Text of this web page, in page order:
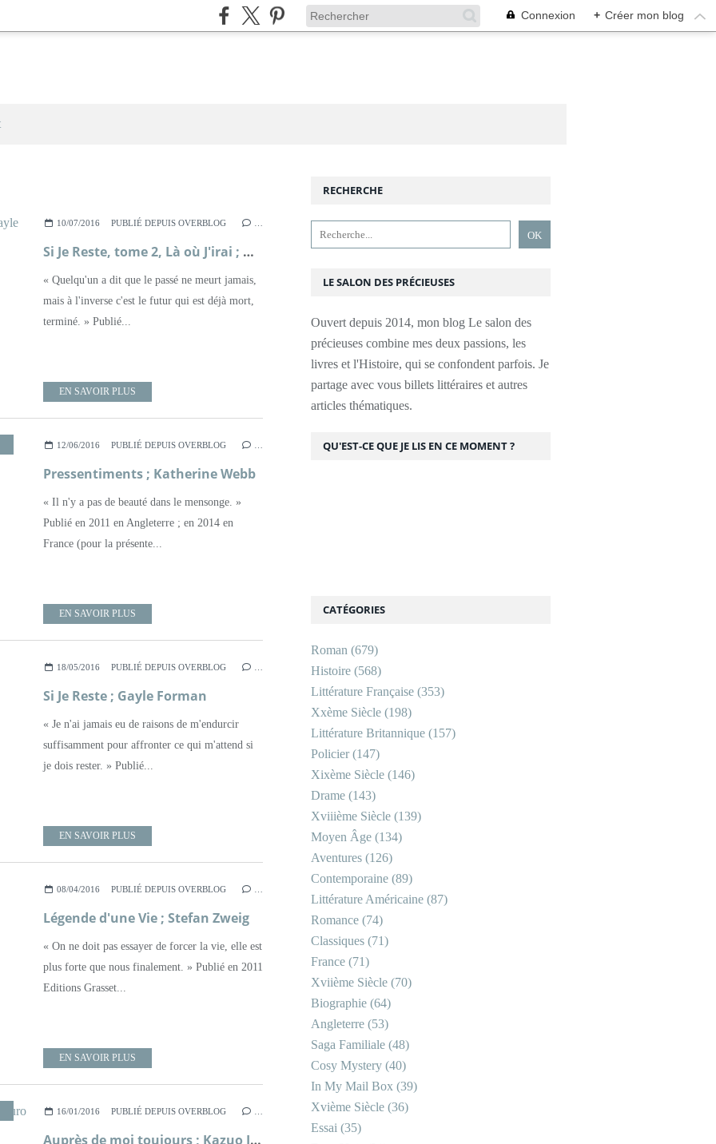
Connexion + Créer mon blog
10/07/2016 PUBLIÉ DEPUIS OVERBLOG
Si Je Reste, tome 2, Là où J'irai ; Gayle Forman
« Quelqu'un a dit que le passé ne meurt jamais,
mais à l'inverse c'est le futur qui est déjà mort,
terminé. » Publié...
EN SAVOIR PLUS
,XXÈME SIÈCLE
12/06/2016 PUBLIÉ DEPUIS OVERBLOG
Pressentiments ; Katherine Webb
« Il n'y a pas de beauté dans le mensonge. »
Publié en 2011 en Angleterre ; en 2014 en
France (pour la présente...
EN SAVOIR PLUS
18/05/2016 PUBLIÉ DEPUIS OVERBLOG
Si Je Reste ; Gayle Forman
« Je n'ai jamais eu de raisons de m'endurcir
suffisamment pour affronter ce qui m'attend si
je dois rester. » Publié...
EN SAVOIR PLUS
08/04/2016 PUBLIÉ DEPUIS OVERBLOG
Légende d'une Vie ; Stefan Zweig
« On ne doit pas essayer de forcer la vie, elle est
plus forte que nous finalement. » Publié en 2011
Editions Grasset...
EN SAVOIR PLUS
DE L'IMAGINAIRE,ROMAN
16/01/2016 PUBLIÉ DEPUIS OVERBLOG
Auprès de moi toujours ; Kazuo Ishiguro
RECHERCHE
LE SALON DES PRÉCIEUSES
Ouvert depuis 2014, mon blog Le salon des
précieuses combine mes deux passions, les
livres et l'Histoire, qui se confondent parfois. Je
partage avec vous billets littéraires et autres
articles thématiques.
CATÉGORIES
Roman (679)
Histoire (568)
Littérature Française (353)
Xxème Siècle (198)
Littérature Britannique (157)
Policier(147)
Xixème Siècle (146)
Drame (143)
Xviiième Siècle (139)
Moyen Âge (134)
Aventures (126)
Contemporaine (89)
Littérature Américaine (87)
Romance (74)
Classiques (71)
France (71)
Xviième Siècle (70)
Biographie (64)
Angleterre (53)
Saga Familiale (48)
Cosy Mystery (40)
In My Mail Box (39)
Xvième Siècle (36)
Essai (35)
QU'EST-CE QUE JE LIS EN CE MOMENT ?